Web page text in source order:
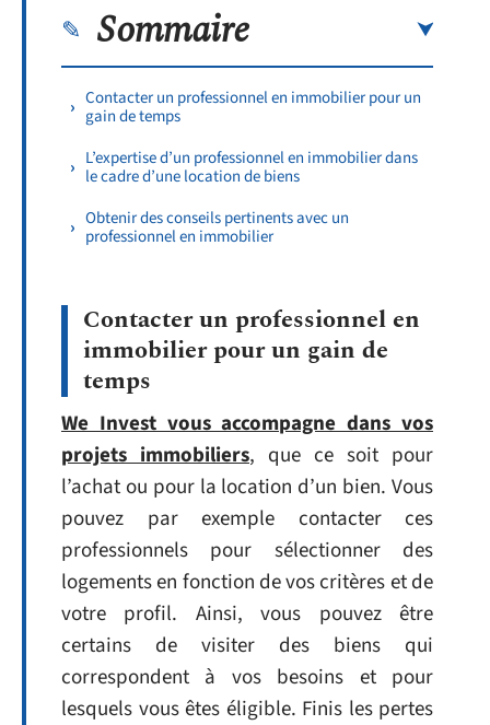
Sommaire
Contacter un professionnel en immobilier pour un
gain de temps
L’expertise d’un professionnel en immobilier dans
le cadre d’une location de biens
Obtenir des conseils pertinents avec un
professionnel en immobilier
Contacter un professionnel en
immobilier pour un gain de
temps
We Invest vous accompagne dans vos
projets immobiliers, que ce soit pour
l’achat ou pour la location d’un bien. Vous
pouvez par exemple contacter ces
professionnels pour sélectionner des
logements en fonction de vos critères et de
votre profil. Ainsi, vous pouvez être
certains de visiter des biens qui
correspondent à vos besoins et pour
lesquels vous êtes éligible. Finis les pertes